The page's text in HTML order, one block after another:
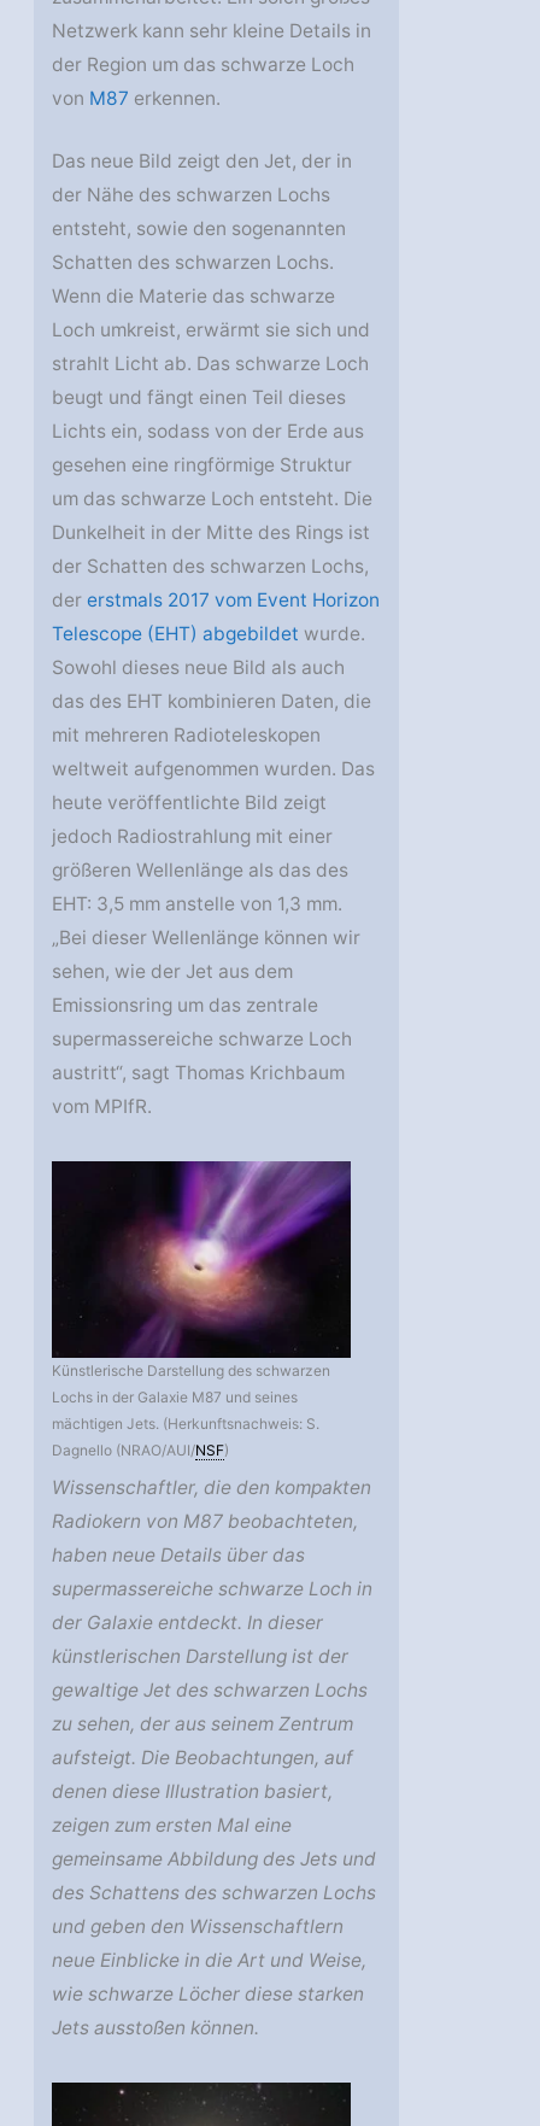
Netzwerk kann sehr kleine Details in
der Region um das schwarze Loch
von M87 erkennen.
Das neue Bild zeigt den Jet, der in
der Nähe des schwarzen Lochs
entsteht, sowie den sogenannten
Schatten des schwarzen Lochs.
Wenn die Materie das schwarze
Loch umkreist, erwärmt sie sich und
strahlt Licht ab. Das schwarze Loch
beugt und fängt einen Teil dieses
Lichts ein, sodass von der Erde aus
gesehen eine ringförmige Struktur
um das schwarze Loch entsteht. Die
Dunkelheit in der Mitte des Rings ist
der Schatten des schwarzen Lochs,
dererstmals 2017 vom Event Horizon
Telescope (EHT) abgebildet wurde.
Sowohl dieses neue Bild als auch
das des EHT kombinieren Daten, die
mit mehreren Radioteleskopen
weltweit aufgenommen wurden. Das
heute veröffentlichte Bild zeigt
jedoch Radiostrahlung mit einer
größeren Wellenlänge als das des
EHT: 3,5 mm anstelle von 1,3 mm.
„Bei dieser Wellenlänge können wir
sehen, wie der Jet aus dem
Emissionsring um das zentrale
supermassereiche schwarze Loch
austritt“, sagt Thomas Krichbaum
vom MPIfR.
Künstlerische Darstellung des schwarzen
Lochs in der Galaxie M87 und seines
mächtigen Jets. (Herkunftsnachweis: S.
Dagnello (NRAO/AUI/NSF)
Wissenschaftler, die den kompakten
Radiokern von M87 beobachteten,
haben neue Details über das
supermassereiche schwarze Loch in
der Galaxie entdeckt. In dieser
künstlerischen Darstellung ist der
gewaltige Jet des schwarzen Lochs
zu sehen, der aus seinem Zentrum
aufsteigt. Die Beobachtungen, auf
denen diese Illustration basiert,
zeigen zum ersten Mal eine
gemeinsame Abbildung des Jets und
des Schattens des schwarzen Lochs
und geben den Wissenschaftlern
neue Einblicke in die Art und Weise,
wie schwarze Löcher diese starken
Jets ausstoßen können.